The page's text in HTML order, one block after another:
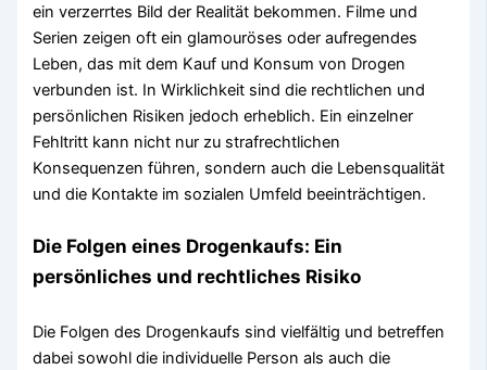
ein verzerrtes Bild der Realität bekommen. Filme und
Serien zeigen oft ein glamouröses oder aufregendes
Leben, das mit dem Kauf und Konsum von Drogen
verbunden ist. In Wirklichkeit sind die rechtlichen und
persönlichen Risiken jedoch erheblich. Ein einzelner
Fehltritt kann nicht nur zu strafrechtlichen
Konsequenzen führen, sondern auch die Lebensqualität
und die Kontakte im sozialen Umfeld beeinträchtigen.
Die Folgen eines Drogenkaufs: Ein
persönliches und rechtliches Risiko
Die Folgen des Drogenkaufs sind vielfältig und betreffen
dabei sowohl die individuelle Person als auch die